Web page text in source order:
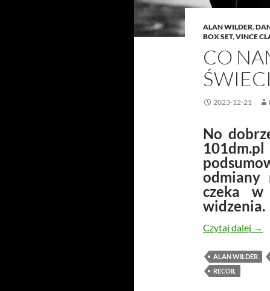
ALAN WILDER,
BOX SET,VINCE
CO
2023-12-21
No
odmiany
czeka w
widzenia.
Czytaj dalej Co
→
ALAN WILDER
RECOIL